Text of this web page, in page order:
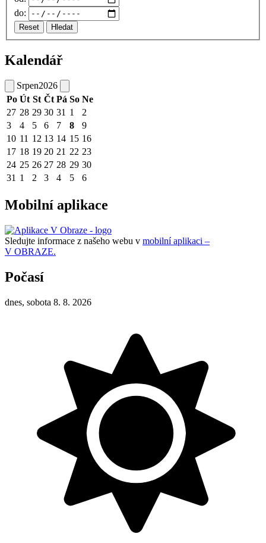
do:
Reset Hledat
Kalendář
Srpen2026
Po Út St Čt Pá So Ne
27 28 29 30 31 1
2
3
4 5 6 7 8
9
10 11 12 13 14 15 16
17 18 19 20 21 22 23
24 25 26 27 28 29 30
31 1 2 3 4 5 6
Mobilní aplikace
Sledujte informace z našeho webu v mobilní aplikaci –
V OBRAZE.
Počasí
dnes, sobota 8. 8. 2026